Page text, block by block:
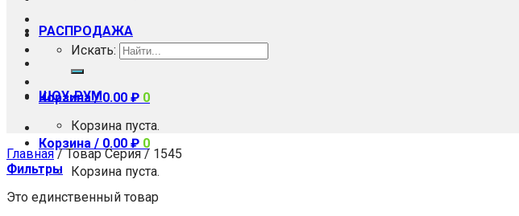
РАСПРОДАЖА
ШОУ-РУМ
Корзина / 0.00 ₽ 0
Корзина пуста.
Искать:
Корзина /0.00 ₽ 0
Корзина пуста.
Главная /Товар Серия/ 1545
Фильтры
Это единственный товар